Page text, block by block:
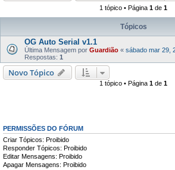
1 tópico • Página 1 de 1
Tópicos
OG Auto Serial v1.1
Última Mensagem por Guardião « sábado mar 29,
Respostas: 1
Novo Tópico
1 tópico • Página 1 de 1
PERMISSÕES DO FÓRUM
Criar Tópicos: Proibido
Responder Tópicos: Proibido
Editar Mensagens: Proibido
Apagar Mensagens: Proibido